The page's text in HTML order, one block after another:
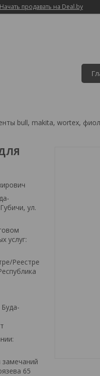
Начать продавать на Deal.by
bull, makita, wortex,
ул.
услуг:
Реестре
65